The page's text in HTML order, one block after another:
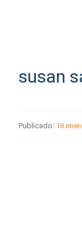
susan
Publicado: 18